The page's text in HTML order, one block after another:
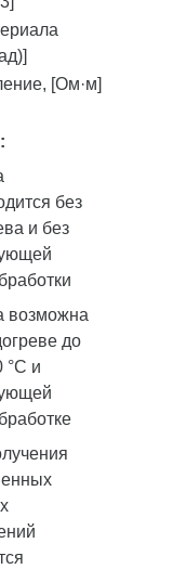
[Ом·м]
без
и без
возможна
до
°С и